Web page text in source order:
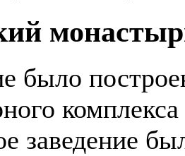
было
заведение